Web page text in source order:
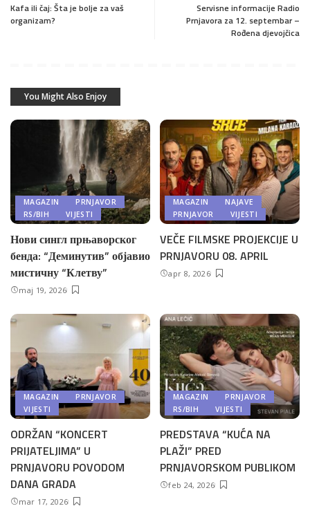
Kafa ili čaj: Šta je bolje za vaš
organizam?
Servisne informacije Radio
Prnjavora za 12. septembar –
Rođena djevojčica
You Might Also Enjoy
MAGAZIN
PRNJAVOR
RS/BIH
VIJESTI
Нови сингл прњаворског
бенда: “Деминутив” објавио
мистичну “Клетву”
maj 19, 2026
MAGAZIN
NAJAVE
PRNJAVOR
VIJESTI
VEČE FILMSKE PROJEKCIJE U
PRNJAVORU 08. APRIL
apr 8, 2026
MAGAZIN
PRNJAVOR
VIJESTI
ODRŽAN “KONCERT
PRIJATELJIMA” U
PRNJAVORU POVODOM
DANA GRADA
mar 17, 2026
MAGAZIN
PRNJAVOR
RS/BIH
VIJESTI
PREDSTAVA “KUĆA NA
PLAŽI” PRED
PRNJAVORSKOM PUBLIKOM
feb 24, 2026